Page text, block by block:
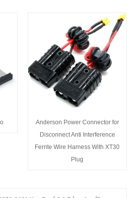
Anderson Power Connector for
Disconnect Anti Interference
Ferrite Wire Harness With XT30
Plug